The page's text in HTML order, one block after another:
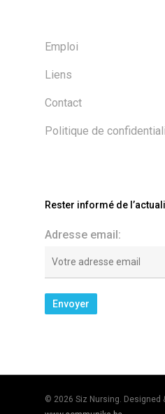
Emploi
Liens
Contact
Politique de
Rester informé de
Adresse email:
© 2026 Siz Nursing. Designed